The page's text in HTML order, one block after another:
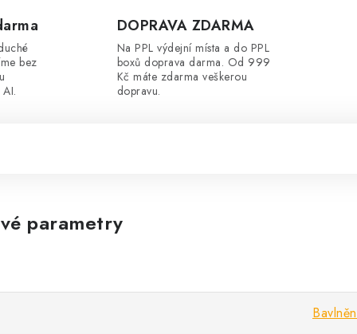
bez
DOPRAVA ZDARMA
Na PPL výdejní místa a do PPL
boxů doprava darma. Od 999
Kč máte zdarma veškerou
dopravu.
parametry